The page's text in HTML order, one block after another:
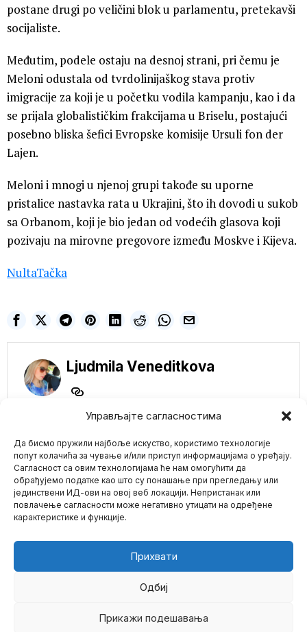
Управљајте сагласностима
Да бисмо пружили најбоље искуство, користимо технологије
попут колачића за чување и/или приступ информацијама о уређају.
Сагласност са овим технологијама ће нам омогућити да
обрађујемо податке као што су понашање при прегледању или
јединствени ИД-ови на овој веб локацији. Непристанак или
повлачење сагласности може негативно утицати на одређене
карактеристике и функције.
Прихвати
Одбиј
Прикажи подешавања
postane drugi po veličini blok u parlamentu, pretekavši
socijaliste.
Međutim, podele ostaju na desnoj strani, pri čemu je
Meloni odustala od tvrdolinijaškog stava protiv
imigracije za koji je u početku vodila kampanju, kao i da
se prijala globalističkim frakcijama u Briselu, postajući
posebno bliska šefici Evropske komisije Ursuli fon der
Lajen.
Meloni i mnogi u njenoj grupi takođe su uporne
pristalice nastavka rata u Ukrajini, što ih dovodi u sukob
sa Orbanom, koji je bio jedan od vodećih glasova koji
pozivaju na mirovne pregovore između Moskve i Kijeva.
NultaTačka
Ljudmila Veneditkova
Mario zna Youtube
2026- Sva prava zadržana.
Kriza hrane će se
pogoršati: Kina kaže
da bi stanje sa
pšenicom tek trebalo
da se pogorša
Stanje useva kineske
ozime pšenice moglo bi
da bude „najgore
Holivudska glumica
najgorim lažima
pokušala da
diskredituje
Đokovića: On je lažov
polarizovao je planetu, a